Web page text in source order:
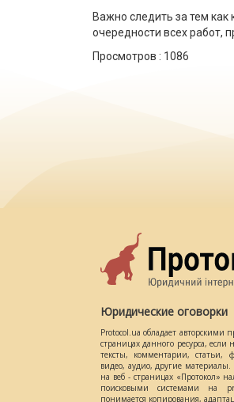
Важно следить за тем
очередности всех работ,
Просмотров : 1086
Юридические оговорки
Protocol.ua обладает
страницах данного ресурса,
тексты, комментарии, статьи,
видео, аудио, другие
на веб - страницах «Протокол»
поисковыми системами на
понимается копирования,